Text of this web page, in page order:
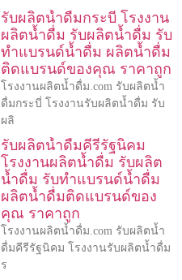
รับผลิตน้ำดื่มกระบี่ โรงงาน
ผลิตน้ำดื่ม รับผลิตน้ำดื่ม รับ
ทำแบรนด์น้ำดื่ม ผลิตน้ำดื่ม
ติดแบรนด์ของคุณ ราคาถูก
โรงงานผลิตน้ำดื่ม.com รับผลิตน้ำ
ดื่มกระบี่ โรงงานรับผลิตน้ำดื่ม รับ
ผลิ
รับผลิตน้ำดื่มคีรีรัฐนิคม
โรงงานผลิตน้ำดื่ม รับผลิต
น้ำดื่ม รับทำแบรนด์น้ำดื่ม
ผลิตน้ำดื่มติดแบรนด์ของ
คุณ ราคาถูก
โรงงานผลิตน้ำดื่ม.com รับผลิตน้ำ
ดื่มคีรีรัฐนิคม โรงงานรับผลิตน้ำดื่ม
ร